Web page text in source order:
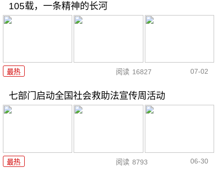
105载，一条精神的长河
最热 阅读 16827 07-02
七部门启动全国社会救助法宣传周活动
最热 阅读 8793 06-30